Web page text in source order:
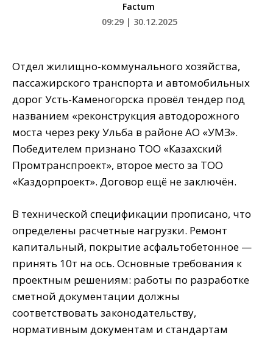
Factum
09:29 | 30.12.2025
Отдел жилищно-коммунального хозяйства,
пассажирского транспорта и автомобильных
дорог Усть-Каменогорска провёл тендер под
названием «реконструкция автодорожного
моста через реку Ульба в районе АО «УМЗ».
Победителем признано ТОО «Казахский
Промтранспроект», второе место за ТОО
«Каздорпроект». Договор ещё не заключён.
В технической спецификации прописано, что
определены расчетные нагрузки. Ремонт
капитальный, покрытие асфальтобетонное —
принять 10т на ось. Основные требования к
проектным решениям: работы по разработке
сметной документации должны
соответствовать законодательству,
нормативным документам и стандартам